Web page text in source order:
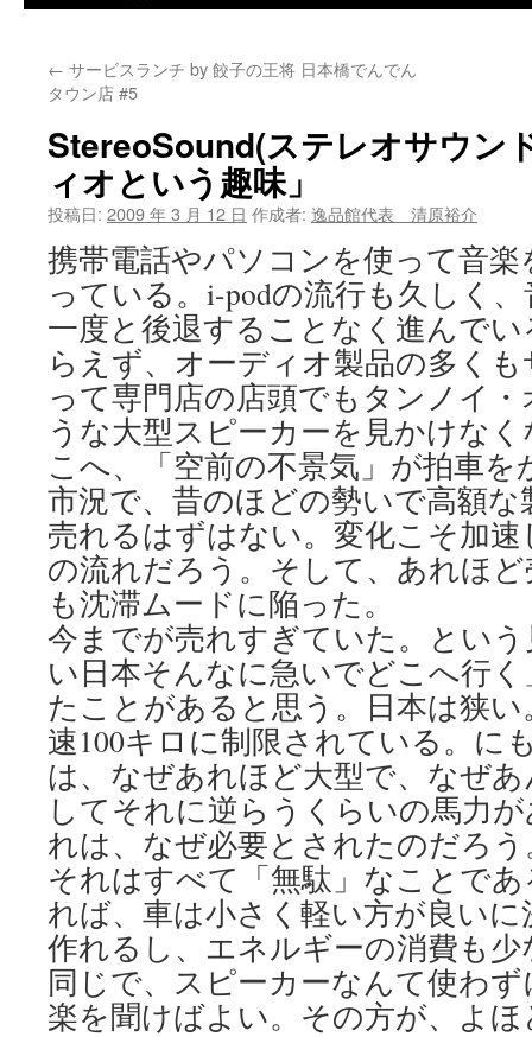
← サービスランチ by 餃子の王将 日本橋でんでん
タウン店 #5
StereoSound(ステレオサウン
ィオという趣味」
投稿日: 2009 年 3 月 12 日 作成者: 逸品館代表 清原裕介
携帯電話やパソコンを使って音
っている。i-podの流行も久しく
一度と後退することなく進んで
らえず、オーディオ製品の多く
って専門店の店頭でもタンノイ
うな大型スピーカーを見かけな
こへ、「空前の不景気」が拍車
市況で、昔のほどの勢いで高額
売れるはずはない。変化こそ加
の流れだろう。そして、あれほ
も沈滞ムードに陥った。
今までが売れすぎていた。とい
い日本そんなに急いでどこへ行
たことがあると思う。日本は狭
速100キロに制限されている。に
は、なぜあれほど大型で、なぜ
してそれに逆らうくらいの馬力
れは、なぜ必要とされたのだろ
それはすべて「無駄」なことで
れば、車は小さく軽い方が良い
作れるし、エネルギーの消費も
同じで、スピーカーなんて使わ
楽を聞けばよい。その方が、よ